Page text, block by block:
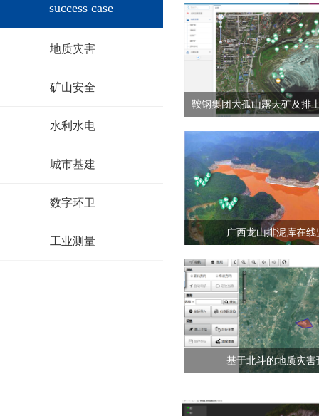
success case
鞍钢集团大孤山露天矿及排
广西龙山排泥库在线
基于北斗的地质灾害
地质灾害
矿山安全
水利水电
城市基建
数字环卫
工业测量